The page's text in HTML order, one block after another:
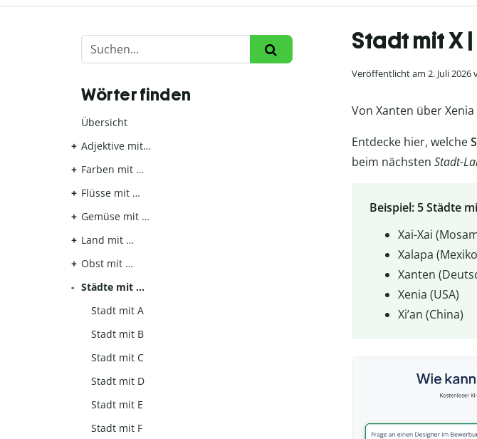
Stadt mit X
Veröffentlicht am 2. Juli 2026
Von Xanten über Xenia
Entdecke hier, welche
beim nächsten Stadt-
Beispiel: 5 Städte
Xai-Xai
Xalapa
Xanten
Xenia (USA)
Xi’an (China)
Wörter finden
Übersicht
Adjektive mit…
Farben mit …
Flüsse mit …
Gemüse mit …
Land mit …
Obst mit …
Städte mit …
Stadt mit A
Stadt mit B
Stadt mit C
Stadt mit D
Stadt mit E
Stadt mit F